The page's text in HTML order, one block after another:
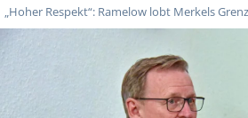
„Hoher Respekt“: Ramelow lobt Merkels